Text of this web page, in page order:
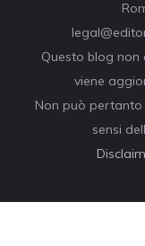
Questo blog
viene
Non può
sensi